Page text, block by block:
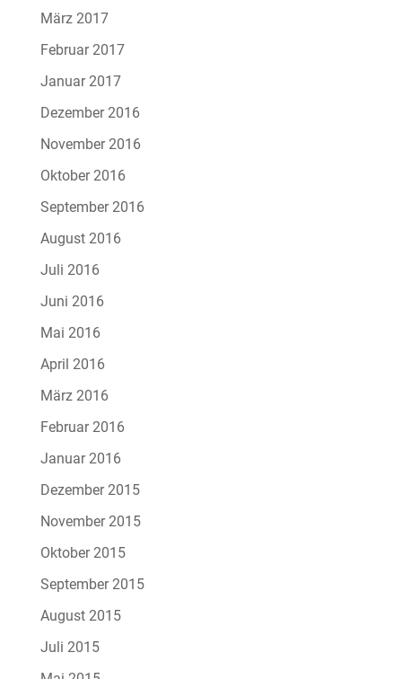
März 2017
Februar 2017
Januar 2017
Dezember 2016
November 2016
Oktober 2016
September 2016
August 2016
Juli 2016
Juni 2016
Mai 2016
April 2016
März 2016
Februar 2016
Januar 2016
Dezember 2015
November 2015
Oktober 2015
September 2015
August 2015
Juli 2015